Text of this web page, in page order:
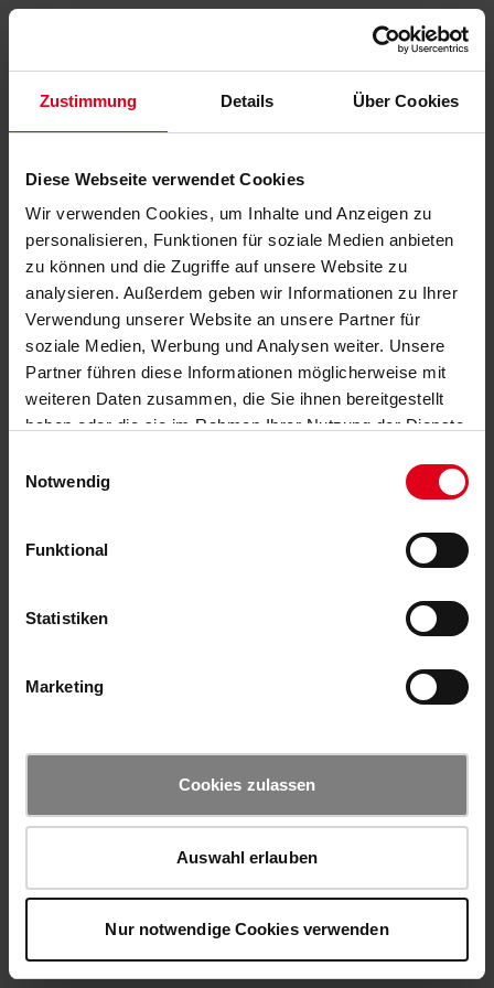
Zustimmung Details Über Cookies
Diese Webseite verwendet Cookies
Wir verwenden Cookies, um Inhalte und Anzeigen zu
personalisieren, Funktionen für soziale Medien anbieten
zu können und die Zugriffe auf unsere Website zu
analysieren. Außerdem geben wir Informationen zu Ihrer
Verwendung unserer Website an unsere Partner für
soziale Medien, Werbung und Analysen weiter. Unsere
Partner führen diese Informationen möglicherweise mit
weiteren Daten zusammen, die Sie ihnen bereitgestellt
haben oder die sie im Rahmen Ihrer Nutzung der Dienste
Notwendig
Funktional
Statistiken
Marketing
Cookies zulassen
Auswahl erlauben
Nur notwendige Cookies verwenden